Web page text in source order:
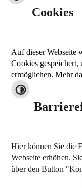
Ergebnisse
nach oben
drucken
Kontakt
Markt Thalmässing
Tel.: 09173 909-0
Fax: 09173 909-32
E-Mail schreiben
Cookies
Auf dieser Webseite
Cookies
ermöglichen. Mehr
Hier können Sie die
Webseite erhöhen.
über den Button